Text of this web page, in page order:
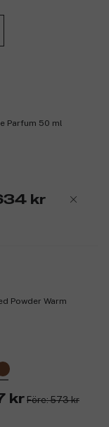
för kvinnor
och bidrar till
främjar de
Parfum 50 ml
kr
Powder Warm
kr Före: 573 kr